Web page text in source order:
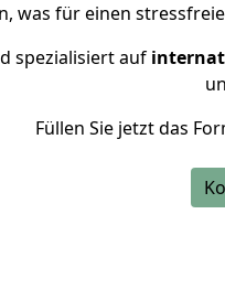
was für einen
spezialisiert auf
Füllen Sie jetzt das